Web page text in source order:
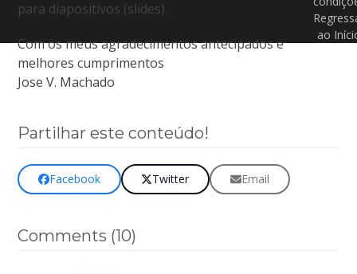
para diapositivos (slides).
Com os meus agradecimentos antecipados e
melhores cumprimentos
Jose V. Machado
Partilhar este conteúdo!
Facebook Twitter Email
Comments (10)
ao